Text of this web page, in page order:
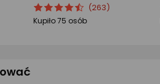
ocena
produktu
Ocena
produktu
(263)
Kupiło 75 osób